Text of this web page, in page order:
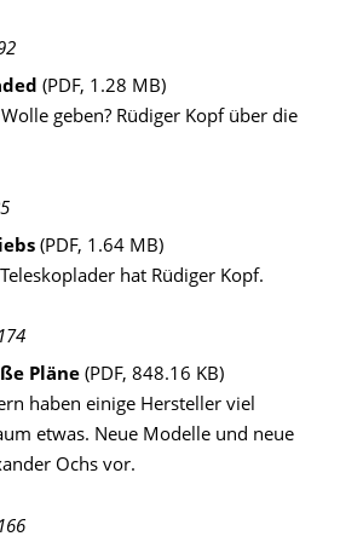
(PDF, 1.28 MB)
geben? Rüdiger Kopf über die
(PDF, 1.64 MB)
hat Rüdiger Kopf.
Pläne(PDF, 848.16 KB)
haben einige Hersteller viel
etwas. Neue Modelle und neue
Ochs vor.